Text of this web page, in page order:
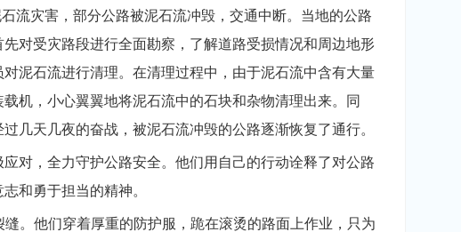
灾害，部分公路被泥石流冲毁，交通中断。当地的公路
对受灾路段进行全面勘察，了解道路受损情况和周边地形
泥石流进行清理。在清理过程中，由于泥石流中含有大量
机，小心翼翼地将泥石流中的石块和杂物清理出来。同
几天几夜的奋战，被泥石流冲毁的公路逐渐恢复了通行。
，全力守护公路安全。他们用自己的行动诠释了对公路
和勇于担当的精神。
他们穿着厚重的防护服，跪在滚烫的路面上作业，只为